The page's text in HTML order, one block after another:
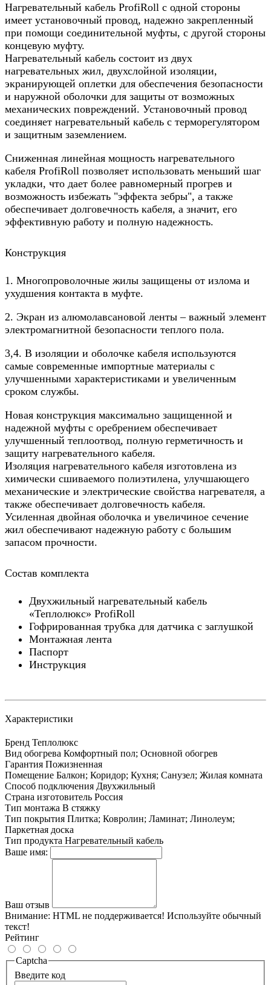
Нагревательный кабель ProfiRoll с одной стороны
имеет установочный провод, надежно закрепленный
при помощи соединительной муфты, с другой стороны
концевую муфту.
Нагревательный кабель состоит из двух
нагревательных жил, двухслойной изоляции,
экранирующей оплетки для обеспечения безопасности
и наружной оболочки для защиты от возможных
механических повреждений. Установочный провод
соединяет нагревательный кабель с терморегулятором
и защитным заземлением.
Сниженная линейная мощность нагревательного
кабеля ProfiRoll позволяет использовать меньший шаг
укладки, что дает более равномерный прогрев и
возможность избежать "эффекта зебры", а также
обеспечивает долговечность кабеля, а значит, его
эффективную работу и полную надежность.
Конструкция
1. Многопроволочные жилы защищены от излома и
ухудшения контакта в муфте.
2. Экран из алюмолавсановой ленты – важный элемент
электромагнитной безопасности теплого пола.
3,4. В изоляции и оболочке кабеля используются
самые современные импортные материалы с
улучшенными характеристиками и увеличенным
сроком службы.
Новая конструкция максимально защищенной и
надежной муфты с оребрением обеспечивает
улучшенный теплоотвод, полную герметичность и
защиту нагревательного кабеля.
Изоляция нагревательного кабеля изготовлена из
химически сшиваемого полиэтилена, улучшающего
механические и электрические свойства нагревателя, а
также обеспечивает долговечность кабеля.
Усиленная двойная оболочка и увеличиное сечение
жил обеспечивают надежную работу с большим
запасом прочности.
Состав комплекта
Двухжильный нагревательный кабель
«Теплолюкс» ProfiRoll
Гофрированная трубка для датчика с заглушкой
Монтажная лента
Паспорт
Инструкция
Характеристики
Бренд Теплолюкс
Вид обогрева Комфортный пол; Основной обогрев
Гарантия Пожизненная
Помещение Балкон; Коридор; Кухня; Санузел; Жилая комната
Способ подключения Двухжильный
Страна изготовитель Россия
Тип монтажа В стяжку
Тип покрытия Плитка; Ковролин; Ламинат; Линолеум;
Паркетная доска
Тип продукта Нагревательный кабель
Ваше имя:
Ваш отзыв
Внимание: HTML не поддерживается! Используйте обычный
текст!
Рейтинг
Captcha
Введите код